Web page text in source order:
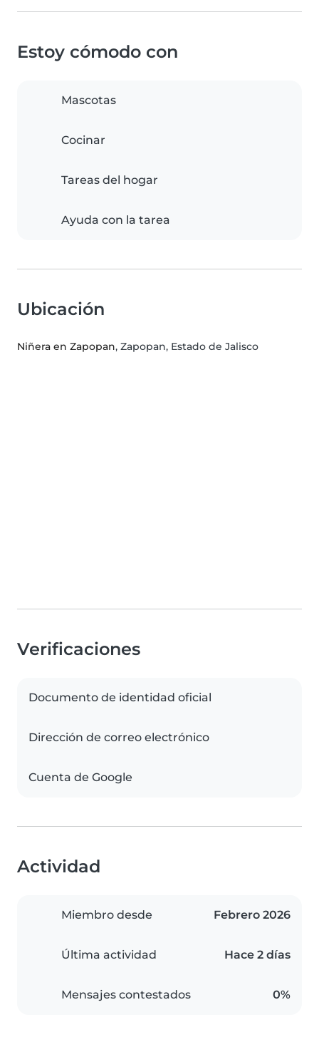
Estoy cómodo con
Mascotas
Cocinar
Tareas del hogar
Ayuda con la tarea
Ubicación
Niñera en Zapopan, Zapopan, Estado de Jalisco
Verificaciones
Documento de identidad oficial
Dirección de correo electrónico
Cuenta de Google
Actividad
Miembro desde Febrero 2026
Última actividad Hace 2 días
Mensajes contestados 0%